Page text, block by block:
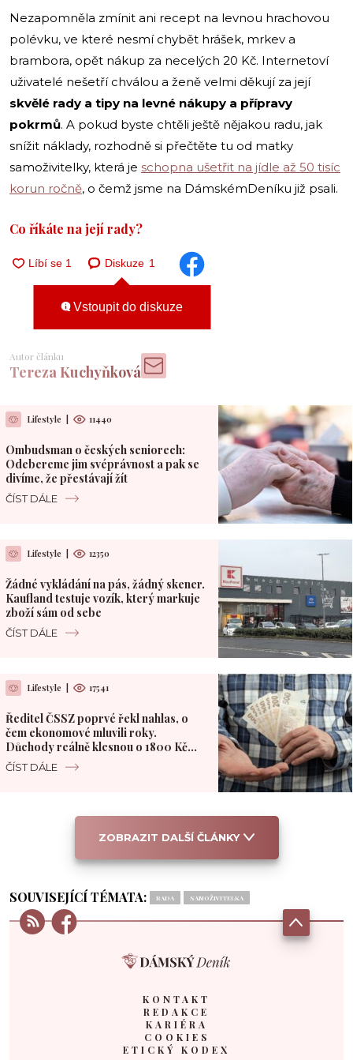
Nezapomněla zmínit ani recept na levnou hrachovou
polévku, ve které nesmí chybět hrášek, mrkev a
brambora, opět nákup za necelých 20 Kč. Internetoví
uživatelé nešetří chválou a ženě velmi děkují za její
skvělé rady a tipy na levné nákupy a přípravy
pokrmů. A pokud byste chtěli ještě nějakou radu, jak
snížit náklady, rozhodně si přečtěte tu od matky
samoživitelky, která je schopna ušetřit na jídle až 50 tisíc
korun ročně, o čemž jsme na DámskémDeníku již psali.
Co říkáte na její rady?
Diskuze 1
Vstoupit do diskuze
Autor článku
Tereza Kuchyňková
Lifestyle 11440
Ombudsman o českých seniorech:
Odebereme jim svéprávnost a pak se
divíme, že přestávají žít
ČÍST DÁLE
Lifestyle 12350
Žádné vykládání na pás, žádný skener.
Kaufland testuje vozík, který markuje
zboží sám od sebe
ČÍST DÁLE
Lifestyle 17541
Ředitel ČSSZ poprvé řekl nahlas, o
čem ekonomové mluvili roky.
Důchody reálně klesnou o 1800 Kč
měsíčně
ČÍST DÁLE
ZOBRAZIT DALŠÍ ČLÁNKY
SOUVISEJÍCÍ TÉMATA: RADA SAMOŽIVITELKA
KONTAKT
REDAKCE
KARIÉRA
COOKIES
ETICKÝ KODEX